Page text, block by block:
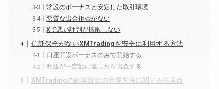
常設のボーナスと安定した取引環境
悪質な出金拒否がない
Xで悪い評判が拡散しない
信託保全がないXMTradingを安全に利用する方法
口座開設ボーナスのみで開始する
利益が一定額に達したら出金する
XMTradingの顧客資金の管理方法に関する注意点